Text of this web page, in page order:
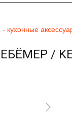
- кухонные
/